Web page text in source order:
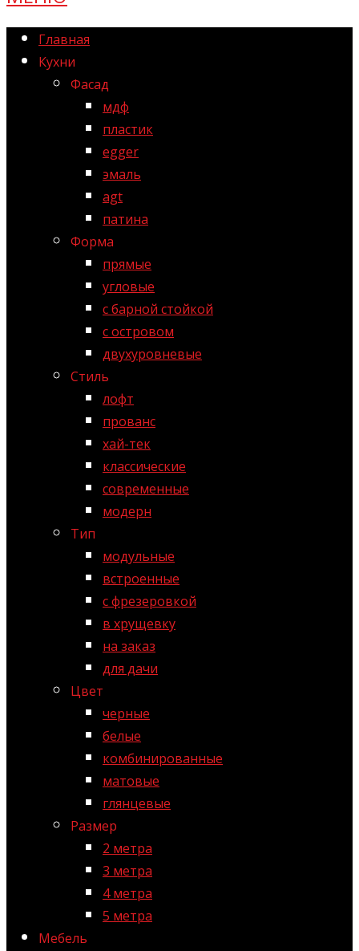
Главная
Кухни
Фасад
мдф
пластик
egger
эмаль
agt
патина
Форма
прямые
угловые
с барной стойкой
с островом
двухуровневые
Стиль
лофт
прованс
хай-тек
классические
современные
модерн
Тип
модульные
встроенные
с фрезеровкой
в хрущевку
на заказ
для дачи
Цвет
черные
белые
комбинированные
матовые
глянцевые
Размер
2 метра
3 метра
4 метра
5 метра
Мебель